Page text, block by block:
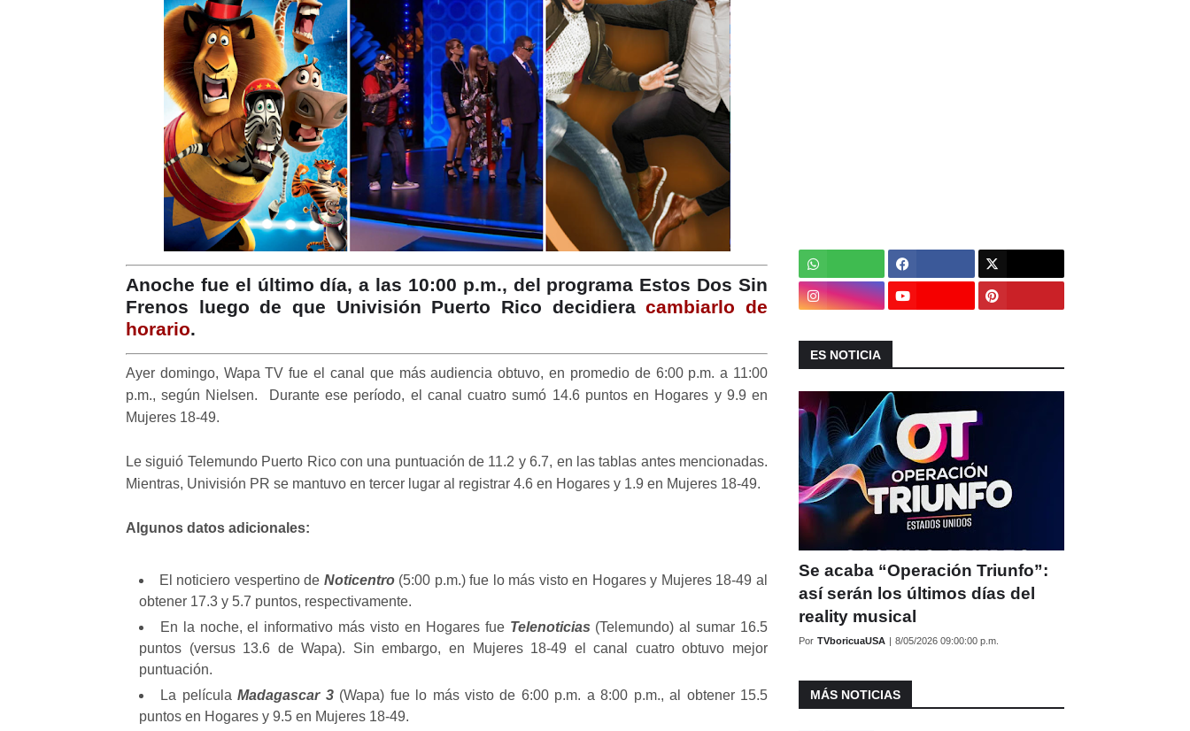
Anoche fue el último día, a las 10:00 p.m., del programa Estos Dos Sin
Frenos luego de que Univisión Puerto Rico decidieracambiarlo de
horario.
Ayer domingo, Wapa TV fue el canal que más audiencia obtuvo, en promedio de 6:00 p.m. a 11:00
p.m., según Nielsen. Durante ese período, el canal cuatro sumó 14.6 puntos en Hogares y 9.9 en
Mujeres 18-49.
Le siguió Telemundo Puerto Rico con una puntuación de 11.2 y 6.7, en las tablas antes mencionadas.
Mientras, Univisión PR se mantuvo en tercer lugar al registrar 4.6 en Hogares y 1.9 en Mujeres 18-49.
Algunos datos adicionales:
El noticiero vespertino de Noticentro(5:00 p.m.) fue lo más visto en Hogares y Mujeres 18-49 al
obtener 17.3 y 5.7 puntos, respectivamente.
En la noche, el informativo más visto en Hogares fue Telenoticias (Telemundo) al sumar 16.5
puntos (versus 13.6 de Wapa). Sin embargo, en Mujeres 18-49 el canal cuatro obtuvo mejor
puntuación.
La películaMadagascar 3(Wapa) fue lo más visto de 6:00 p.m. a 8:00 p.m., al obtener 15.5
puntos en Hogares y 9.5 en Mujeres 18-49.
ES NOTICIA
Se acaba “Operación Triunfo”:
así serán los últimos días del
reality musical
Por TVboricuaUSA | 8/05/2026 09:00:00 p.m.
MÁS NOTICIAS